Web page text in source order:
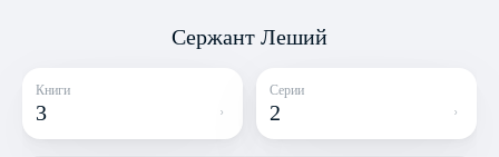
Сержант Леший
Книги
3
Серии
2